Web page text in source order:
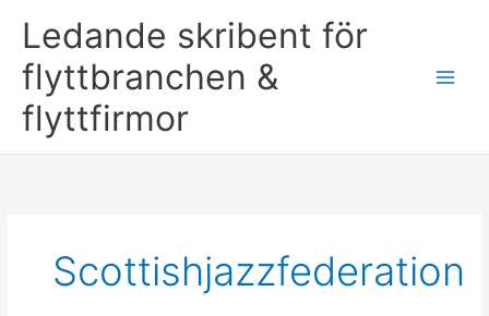
content
Ledande skribent för
flyttbranchen &
flyttfirmor
Scottishjazzfederation